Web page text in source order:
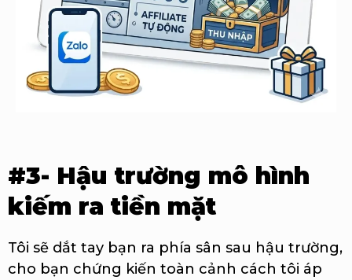
#3- Hậu trường mô hình
kiếm ra tiền mặt
Tôi sẽ dắt tay bạn ra phía sân sau hậu trường,
cho bạn chứng kiến toàn cảnh cách tôi áp